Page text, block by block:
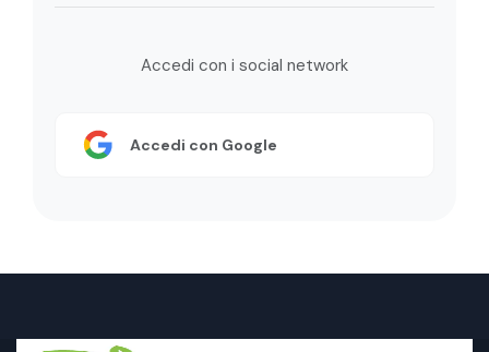
Accedi con i social network
Accedi con Google